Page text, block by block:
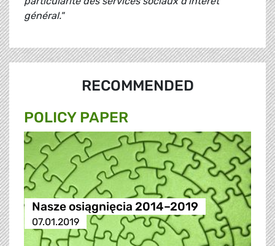
général."
RECOMMENDED
POLICY PAPER
Nasze osiągnięcia 2014–2019
07.01.2019